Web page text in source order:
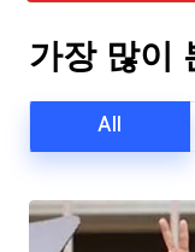
가장 많이
All